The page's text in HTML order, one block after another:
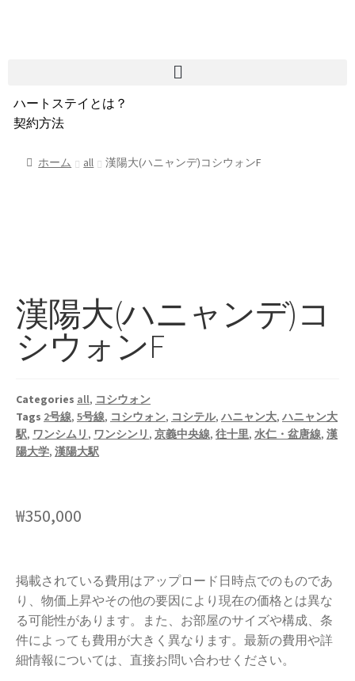
ハートステイとは？
契約方法
サービス費用
ホーム all 漢陽大(ハニャンデ)コシウォンF
漢陽大(ハニャンデ)コ
シウォンF
Categories all, コシウォン
Tags 2号線, 5号線, コシウォン, コシテル, ハニャン大, ハニャン大
駅, ワンシムリ , ワンシンリ , 京義中央線, 往十里, 水仁・盆唐線, 漢
陽大学, 漢陽大駅
₩350,000
掲載されている費用はアップロード日時点でのものであ
り、物価上昇やその他の要因により現在の価格とは異な
る可能性があります。また、お部屋のサイズや構成、条
件によっても費用が大きく異なります。最新の費用や詳
細情報については、直接お問い合わせください。